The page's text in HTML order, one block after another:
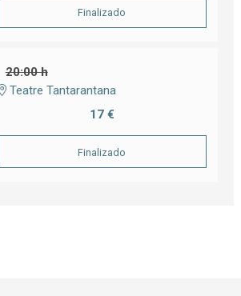
Finalizado
20:00 h
Teatre Tantarantana
17 €
Finalizado